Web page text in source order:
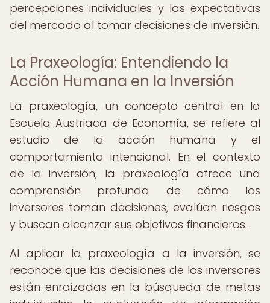
percepciones individuales y las expectativas
del mercado al tomar decisiones de inversión.
La Praxeología: Entendiendo la
Acción Humana en la Inversión
La praxeología, un concepto central en la
Escuela Austriaca de Economía, se refiere al
estudio de la acción humana y el
comportamiento intencional. En el contexto
de la inversión, la praxeología ofrece una
comprensión profunda de cómo los
inversores toman decisiones, evalúan riesgos
y buscan alcanzar sus objetivos financieros.
Al aplicar la praxeología a la inversión, se
reconoce que las decisiones de los inversores
están enraizadas en la búsqueda de metas